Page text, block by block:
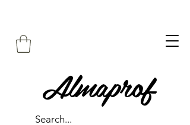
Almaprof